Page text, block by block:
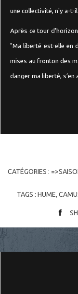
une collectivité, n'y a-t-
Après ce tour
"Ma liberté est-elle en
mises au fronton des
danger ma liberté, s’en
CATÉGORIES :
TAGS : HUME,